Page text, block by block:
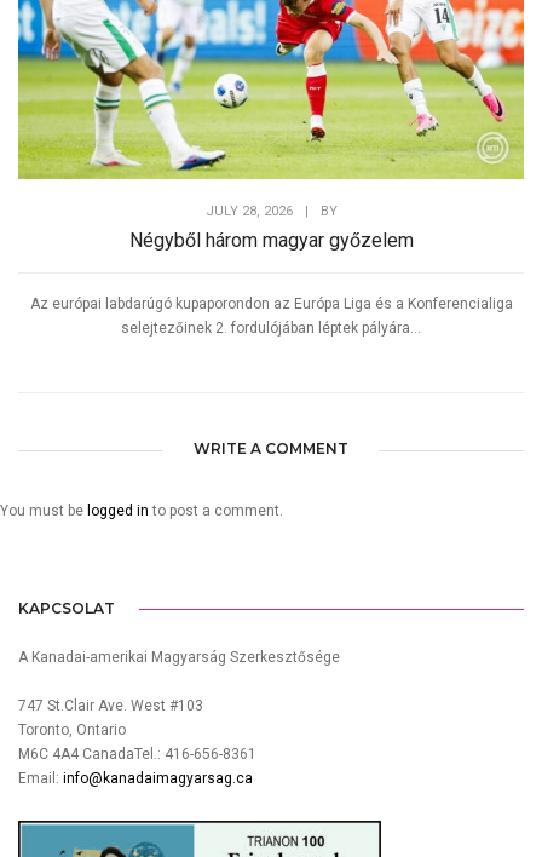
JULY 28, 2026 BY
Négyből három magyar győzelem
Az európai labdarúgó kupaporondon az Európa Liga és a Konferencialiga
selejtezőinek 2. fordulójában léptek pályára...
WRITE A COMMENT
You must be logged in to post a comment.
KAPCSOLAT
A Kanadai-amerikai Magyarság Szerkesztősége
747 St.Clair Ave. West #103
Toronto, Ontario
M6C 4A4 CanadaTel.: 416-656-8361
Email: info@kanadaimagyarsag.ca